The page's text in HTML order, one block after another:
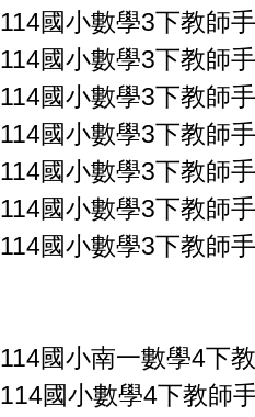
114國小數學3下教師
114國小數學3下教師
114國小數學3下教師
114國小數學3下教師
114國小數學3下教師
114國小數學3下教師
114國小數學3下教師
114國小南一數學4下
114國小數學4下教師